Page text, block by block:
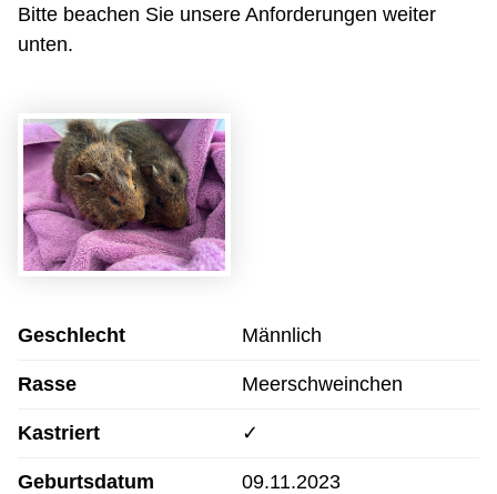
Bitte beachen Sie unsere Anforderungen weiter
unten.
Geschlecht Männlich
Rasse Meerschweinchen
Kastriert ✓
Geburtsdatum 09.11.2023